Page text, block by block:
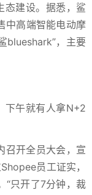
态建设。据悉，鲨
中高端智能电动摩
blueshark”，主要
下午就有人拿N+2
召开全员大会，宣
员工证实，
“只开了7分钟，裁